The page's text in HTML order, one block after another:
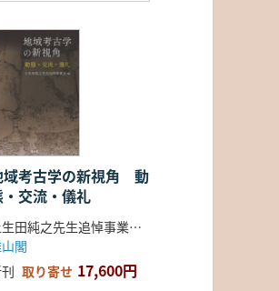
域考古学の新視角 動
交流・儀礼
土生田純之先生追悼事業会 編
閣
取り寄せ 17,600円